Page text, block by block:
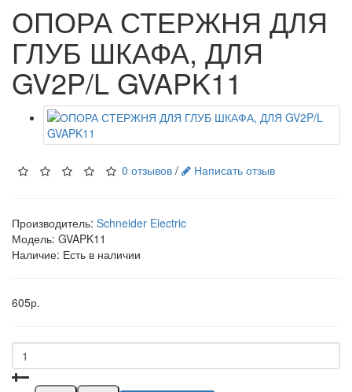
ОПОРА СТЕРЖНЯ ДЛЯ
ГЛУБ ШКАФА, ДЛЯ
GV2P/L GVAPK11
0 отзывов / Написать отзыв
Производитель: Schneider Electric
Модель: GVAPK11
Наличие: Есть в наличии
605р.